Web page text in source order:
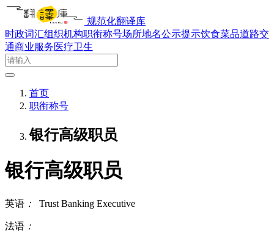
规范化翻译库
时政词汇组织机构职衔称号场所地名公示提示饮食菜品道路交
通商业服务医疗卫生
首页
职衔称号
银行高级职员
银行高级职员
英语 ： Trust Banking Executive
法语 ：